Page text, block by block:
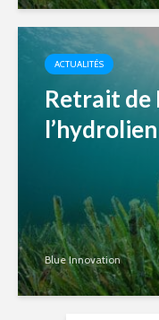
ACTUALITÉS
Retrait de
l’hydrolien
Blue Innovation